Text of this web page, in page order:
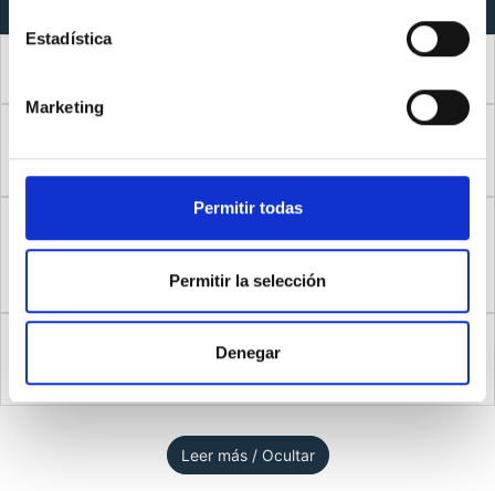
Estadística
Marketing
Permitir todas
Permitir la selección
Denegar
Nada de lo que veo en esta habitación [en esta calle,
2
esta calle, desde esta ventana, en este lugar] todo el
esta calle, desde esta ventana, en este lugar].
Leer más / Ocultar